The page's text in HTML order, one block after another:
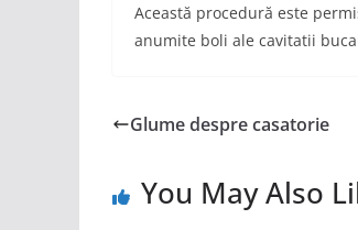
Această procedură este
anumite boli ale cavitatii
Glume despre casatorie
You May Also